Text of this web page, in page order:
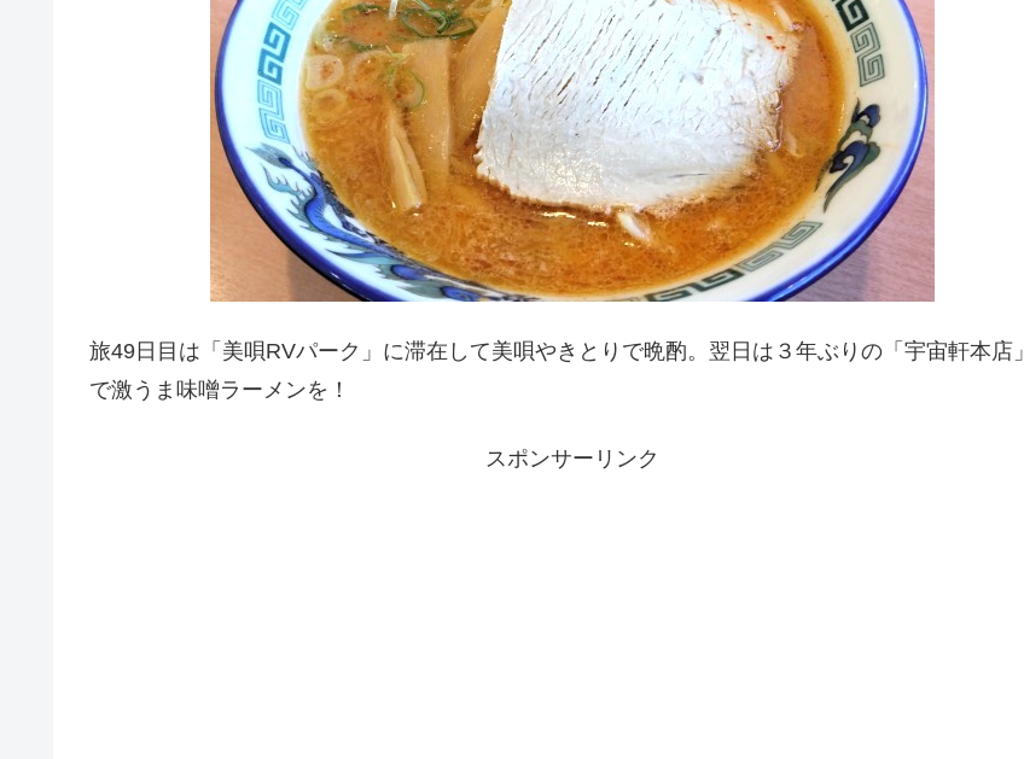
旅49日目は「美唄RVパーク」に滞在して美唄やきとりで晩酌。翌日は３年ぶりの「宇宙軒本店」
で激うま味噌ラーメンを！
スポンサーリンク